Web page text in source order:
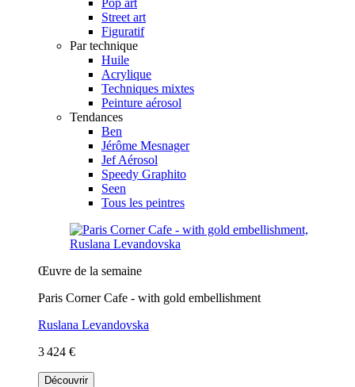
Street art
Figuratif
Par technique
Huile
Acrylique
Techniques mixtes
Peinture aérosol
Tendances
Ben
Jérôme Mesnager
Jef Aérosol
Speedy Graphito
Seen
Tous les peintres
Œuvre de la semaine
Paris Corner Cafe - with gold embellishment
Ruslana Levandovska
3 424 €
Découvrir